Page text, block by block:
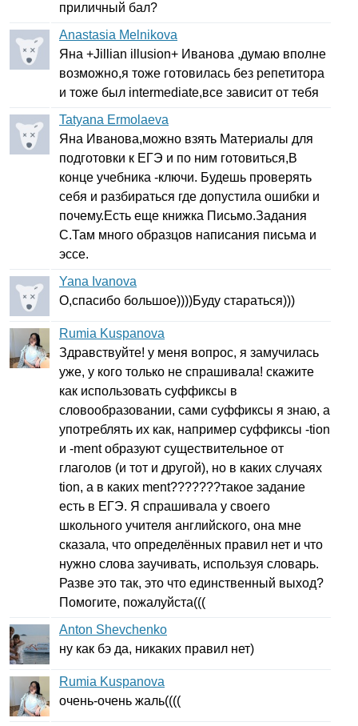
приличный бал?
Anastasia Melnikova
Яна +Jillian illusion+ Иванова ,думаю вполне
возможно,я тоже готовилась без репетитора
и тоже был intermediate,все зависит от тебя
Tatyana Ermolaeva
Яна Иванова,можно взять Материалы для
подготовки к ЕГЭ и по ним готовиться,В
конце учебника -ключи. Будешь проверять
себя и разбираться где допустила ошибки и
почему.Есть еще книжка Письмо.Задания
С.Там много образцов написания письма и
эссе.
Yana Ivanova
О,спасибо большое))))Буду стараться)))
Rumia Kuspanova
Здравствуйте! у меня вопрос, я замучилась
уже, у кого только не спрашивала! скажите
как использовать суффиксы в
словообразовании, сами суффиксы я знаю, а
употреблять их как, например суффиксы -tion
и -mentобразуют существительное от
глаголов (и тот и другой), но в каких случаях
tion, а в каких ment???????такое задание
есть в ЕГЭ. Я спрашивала у своего
школьного учителя английского, она мне
сказала, что определённых правил нет и что
нужно слова заучивать, используя словарь.
Разве это так, это что единственный выход?
Помогите, пожалуйста(((
Anton Shevchenko
ну как бэ да, никаких правил нет)
Rumia Kuspanova
очень-очень жаль((((